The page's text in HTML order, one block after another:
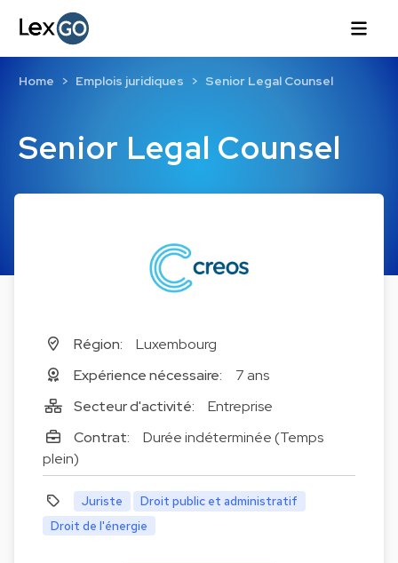
Senior Legal Counsel
Home Emplois juridiques Senior Legal Counsel
Région:
Luxembourg
Expérience nécessaire:
7 ans
Secteur d'activité:
Entreprise
Contrat:
Durée indéterminée (Temps
plein)
Juriste
Droit public et administratif
Droit de l'énergie